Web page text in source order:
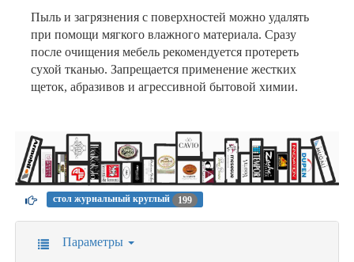
Пыль и загрязнения с поверхностей можно удалять
при помощи мягкого влажного материала. Сразу
после очищения мебель рекомендуется протереть
сухой тканью. Запрещается применение жестких
щеток, абразивов и агрессивной бытовой химии.
стол журнальный круглый 199
Параметры